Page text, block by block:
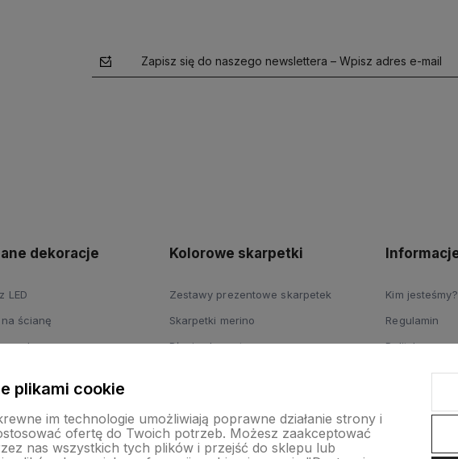
Zapisz się do naszego newslettera – Wpisz adres e-mail
dekoracje
LED
ścianę
Kolorowe skarpetki
Zestawy prezentowe skarpetek
Skarpetki merino
Długie skarpety
Kim jesteśmy?
Regulamin
Polityka
plikami cookie
im technologie umożliwiają poprawne działanie strony i
ofertę do Twoich potrzeb. Możesz zaakceptować
nas wszystkich tych plików i przejść do sklepu lub